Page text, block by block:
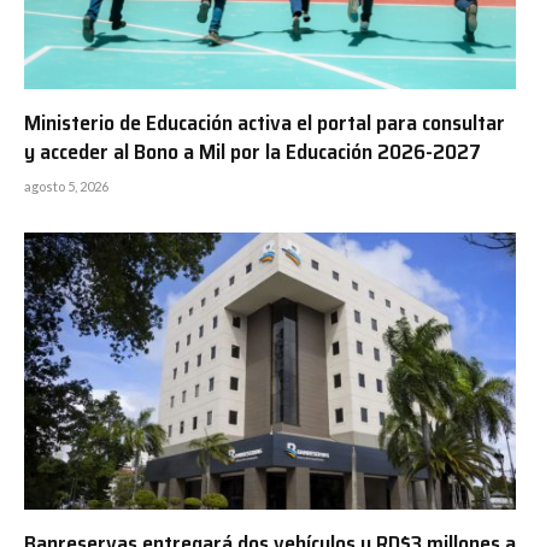
Ministerio de Educación activa el portal para consultar
y acceder al Bono a Mil por la Educación 2026-2027
agosto 5, 2026